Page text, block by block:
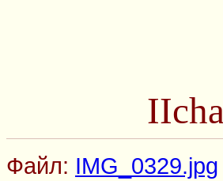
Файл: IMG_0329.jpg